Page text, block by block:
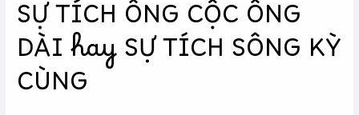
SỰ TÍCH ÔNG CỘC ÔNG
DÀI hay SỰ TÍCH SÔNG KỲ
CÙNG